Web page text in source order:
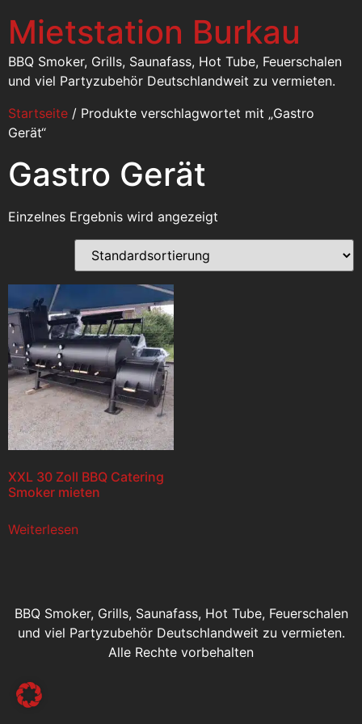
Mietstation Burkau
BBQ Smoker, Grills, Saunafass, Hot Tube, Feuerschalen
und viel Partyzubehör Deutschlandweit zu vermieten.
Startseite / Produkte verschlagwortet mit „Gastro
Gerät“
Gastro Gerät
Einzelnes Ergebnis wird angezeigt
XXL 30 Zoll BBQ Catering
Smoker mieten
Weiterlesen
BBQ Smoker, Grills, Saunafass, Hot Tube, Feuerschalen
und viel Partyzubehör Deutschlandweit zu vermieten.
Alle Rechte vorbehalten